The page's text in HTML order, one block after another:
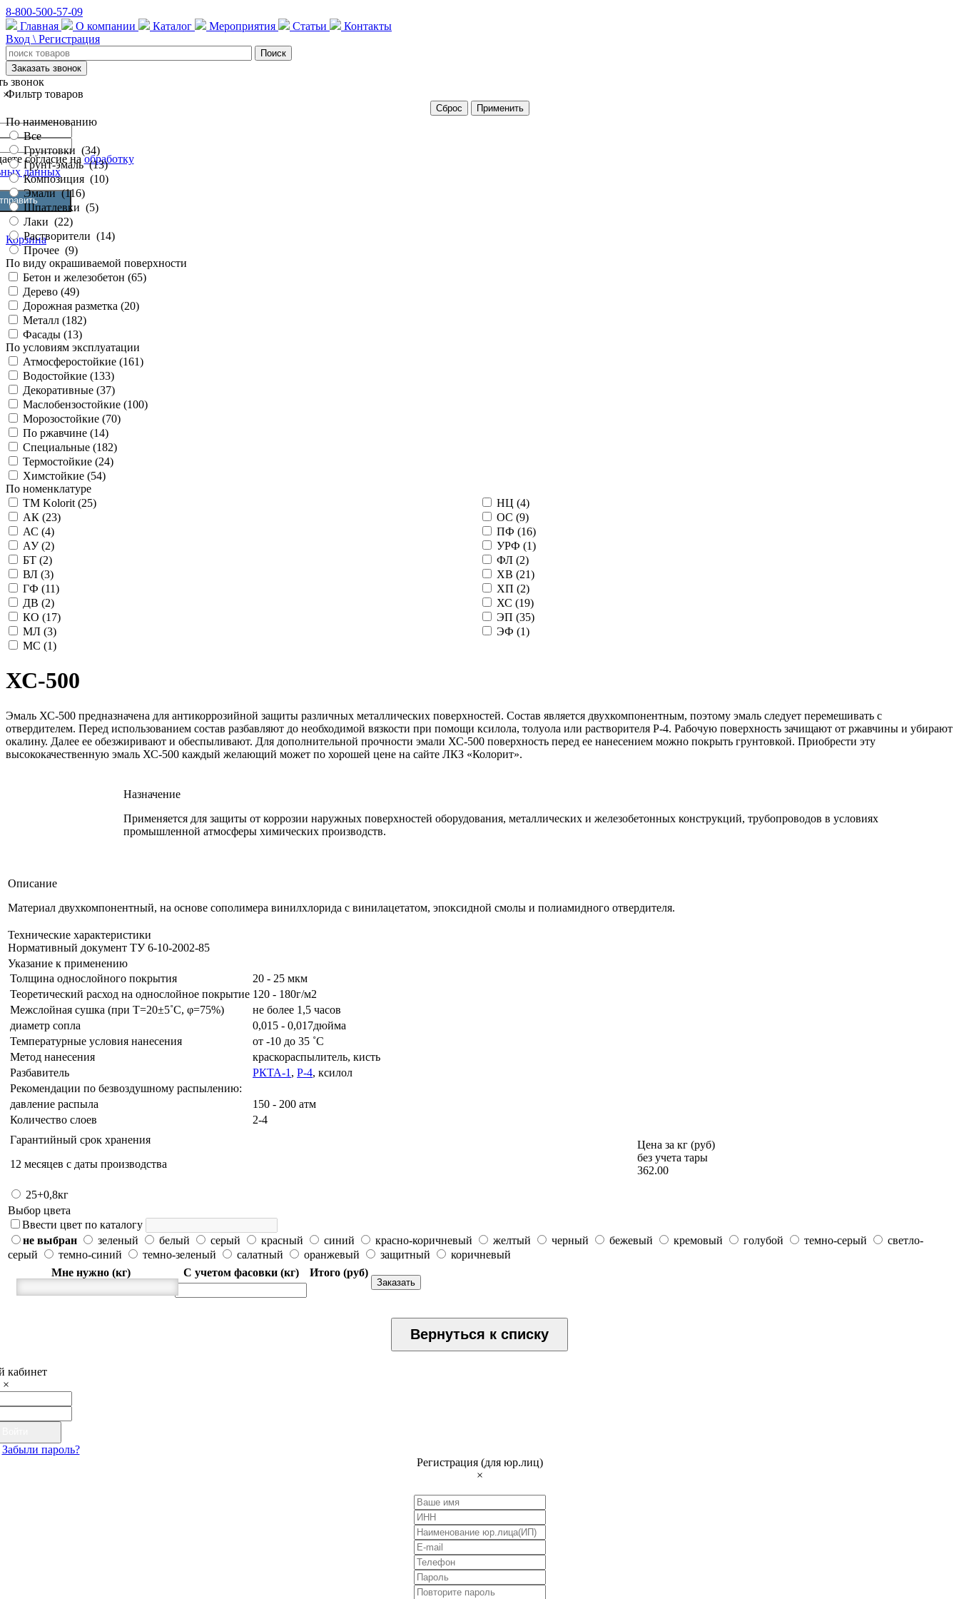
8-800-500-57-09
Главная
О компании Каталог Мероприятия Статьи
Контакты
Вход \ Регистрация
Заказать звонок
звонок
×
согласие наобработку
данных
Корзина
Фильтр товаров
Сброс Применить
По наименованию
Все
Грунтовки (34)
Грунт-эмаль(13)
Композиция (10)
Эмали(116)
Шпатлевки (5)
Лаки (22)
Растворители (14)
Прочее (9)
По виду окрашиваемой поверхности
Бетон и железобетон (65)
Дерево (49)
Дорожная разметка (20)
Металл (182)
Фасады (13)
По условиям эксплуатации
Атмосферостойкие (161)
Водостойкие (133)
Декоративные (37)
Маслобензостойкие (100)
Морозостойкие (70)
По ржавчине (14)
Специальные (182)
Термостойкие (24)
Химстойкие (54)
По номенклатуре
TM Kolorit (25)
АК (23)
АС (4)
АУ (2)
БТ (2)
ВЛ (3)
ГФ (11)
ДВ (2)
КО (17)
МЛ (3)
МС (1)
НЦ (4)
ОС (9)
ПФ (16)
УРФ (1)
ФЛ (2)
ХВ (21)
ХП (2)
ХС (19)
ЭП (35)
ЭФ (1)
ХС-500
Эмаль ХС-500 предназначена для антикоррозийной защиты различных металлических поверхностей. Состав является двухкомпонентным, поэтому эмаль следует перемешивать с
отвердителем. Перед использованием состав разбавляют до необходимой вязкости при помощи ксилола, толуола или растворителя P-4. Рабочую поверхность зачищают от ржавчины и убирают
окалину. Далее ее обезжиривают и обеспыливают. Для дополнительной прочности эмали ХС-500 поверхность перед ее нанесением можно покрыть грунтовкой. Приобрести эту
высококачественную эмаль ХС-500 каждый желающий может по хорошей цене на сайте ЛКЗ «Колорит».
Назначение
Применяется для защиты от коррозии наружных поверхностей оборудования, металлических и железобетонных конструкций, трубопроводов в условиях
промышленной атмосферы химических производств.
Описание
Материал двухкомпонентный, на основе сополимера винилхлорида с винилацетатом, эпоксидной смолы и полиамидного отвердителя.
Технические характеристики
Нормативный документ ТУ 6-10-2002-85
Указание к применению
Толщина однослойного покрытия
20 - 25 мкм
Теоретический расход на однослойное покрытие 120 - 180г/м2
Межслойная сушка (при Т=20±5˚C, φ=75%)
не более 1,5 часов
диаметр сопла
0,015 - 0,017дюйма
Температурные условия нанесения
от -10 до 35 ˚C
Метод нанесения
краскораспылитель, кисть
Разбавитель
РКТА-1 , Р-4, ксилол
Рекомендации по безвоздушному распылению:
давление распыла
150 - 200 атм
Количество слоев
2-4
Гарантийный срок хранения
12 месяцев с даты производства
Цена за кг (руб)
без учета тары
362.00
25+0,8кг
Выбор цвета
Ввести цвет по каталогу
не выбран
зеленый белый серый красный синий красно-коричневый желтый черный бежевый кремовый голубой темно-серый
светло-
серый
темно-синий темно-зеленый салатный оранжевый защитный
коричневый
Мне нужно (кг)
С учетом фасовки (кг) Итого (руб)
Заказать
Вернуться к списку
кабинет
×
Забыли пароль?
Регистрация (для юр.лиц)
×